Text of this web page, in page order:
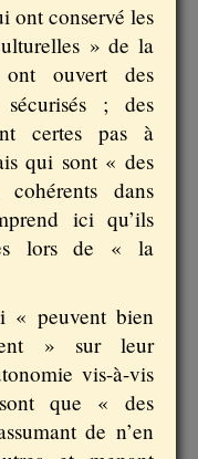
ont conservé les
» de la
ouvert des
; des
certes pas à
qui sont « des
dans
ici qu’ils
lors de « la
« peuvent bien
» sur leur
vis-à-vis
que « des
de n’en